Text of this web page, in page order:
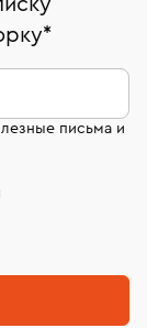
на
из
коду)
на 3–6 мес.)
*
письма и